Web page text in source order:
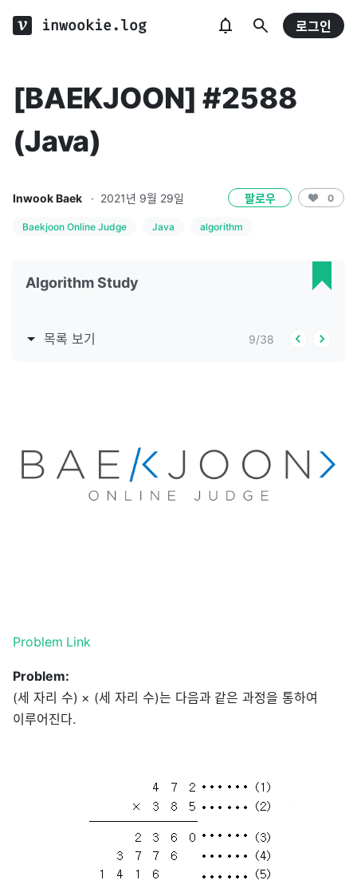
inwookie.log 로그인
[BAEKJOON] #2588
(Java)
Inwook Baek · 2021년 9월 29일 팔로우 0
Baekjoon Online Judge Java algorithm
Algorithm Study
목록 보기 9/38
Problem Link
Problem:
(세 자리 수) × (세 자리 수)는 다음과 같은 과정을 통하여
이루어진다.